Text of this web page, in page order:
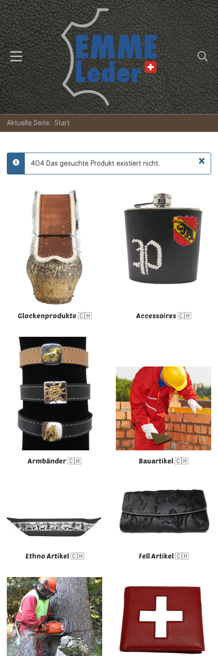
Aktuelle Seite: Start
×
info 404 Das gesuchte Produkt existiert nicht.
Glockenprodukte 🇨🇭 Accessoires 🇨🇭
Armbänder 🇨🇭 Bauartikel 🇨🇭
Ethno Artikel 🇨🇭 Fell Artikel 🇨🇭